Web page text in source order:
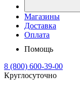
Магазины
Доставка
Оплата
Помощь
8 (800) 600-39-00
Круглосуточно